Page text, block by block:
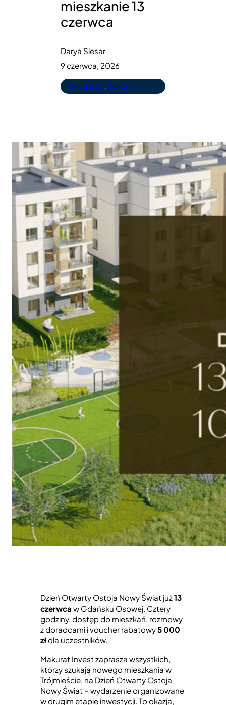
mieszkanie 13
czerwca
Darya Slesar
9 czerwca, 2026
Aktualności,Oferta
Dzień Otwarty Ostoja Nowy Świat już13
czerwca w Gdańsku Osowej. Cztery
godziny, dostęp do mieszkań, rozmowy
z doradcami i voucher rabatowy5 000
złdla uczestników.
Makurat Invest zaprasza wszystkich,
którzy szukają nowego mieszkania w
Trójmieście, na Dzień Otwarty Ostoja
Nowy Świat – wydarzenie organizowane
w drugim etapie inwestycji. To okazja,